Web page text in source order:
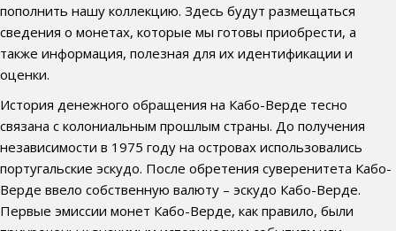
пополнить нашу коллекцию. Здесь будут размещаться
сведения о монетах, которые мы готовы приобрести, а
также информация, полезная для их идентификации и
оценки.
История денежного обращения на Кабо-Верде тесно
связана с колониальным прошлым страны. До получения
независимости в 1975 году на островах использовались
португальские эскудо. После обретения суверенитета Кабо-
Верде ввело собственную валюту – эскудо Кабо-Верде.
Первые эмиссии монет Кабо-Верде, как правило, были